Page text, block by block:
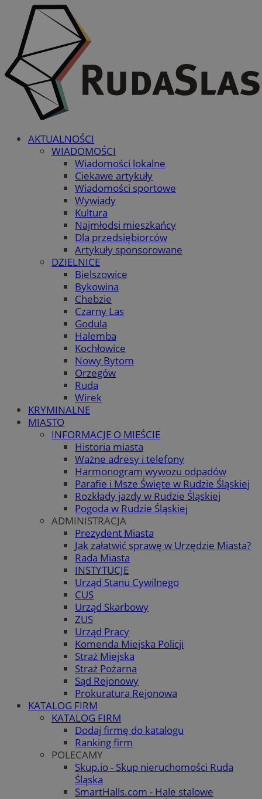
AKTUALNOŚCI
WIADOMOŚCI
Wiadomości lokalne
Ciekawe artykuły
Wiadomości sportowe
Wywiady
Kultura
Najmłodsi mieszkańcy
Dla przedsiębiorców
Artykuły sponsorowane
DZIELNICE
Bielszowice
Bykowina
Chebzie
Czarny Las
Godula
Halemba
Kochłowice
Nowy Bytom
Orzegów
Ruda
Wirek
KRYMINALNE
MIASTO
INFORMACJE O MIEŚCIE
Historia miasta
Ważne adresy i telefony
Harmonogram wywozu odpadów
Parafie i Msze Święte w Rudzie Śląskiej
Rozkłady jazdy w Rudzie Śląskiej
Pogoda w Rudzie Śląskiej
ADMINISTRACJA
Prezydent Miasta
Jak załatwić sprawę w Urzędzie Miasta?
Rada Miasta
INSTYTUCJE
Urząd Stanu Cywilnego
CUS
Urząd Skarbowy
ZUS
Urząd Pracy
Komenda Miejska Policji
Straż Miejska
Straż Pożarna
Sąd Rejonowy
Prokuratura Rejonowa
KATALOG FIRM
KATALOG FIRM
Dodaj firmę do katalogu
Ranking firm
POLECAMY
Skup.io - Skup nieruchomości Ruda
Śląska
SmartHalls.com - Hale stalowe